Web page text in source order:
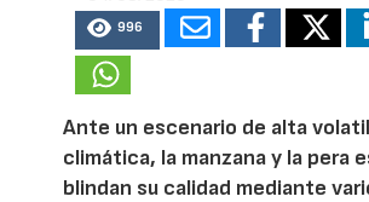
996
Ante un escenario de alta
climática, la manzana y la pera
blindan su calidad mediante